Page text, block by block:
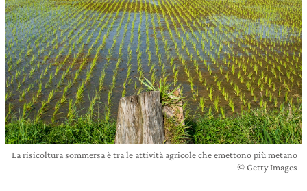
La risicoltura sommersa è tra le attività agricole che emettono più metano
© Getty Images